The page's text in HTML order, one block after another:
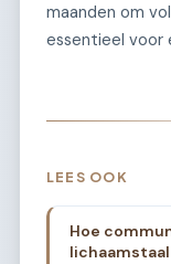
maanden om
essentieel voor
LEES OOK
Hoe